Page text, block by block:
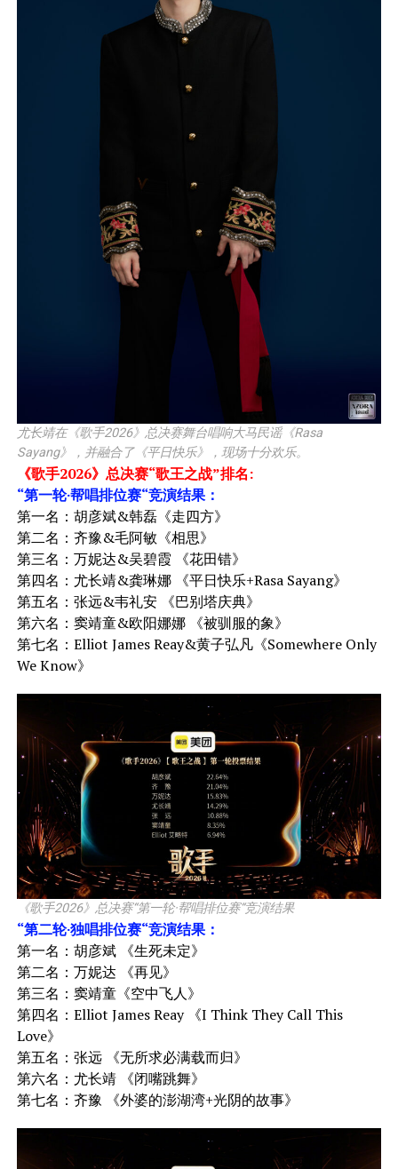
尤长靖在《歌手2026》总决赛舞台唱响大马民谣《Rasa
Sayang》，并融合了《平日快乐》，现场十分欢乐。
《歌手2026》总决赛“歌王之战”排名:
“第一轮·帮唱排位赛“竞演结果：
第一名：胡彦斌&韩磊《走四方》
第二名：齐豫&毛阿敏《相思》
第三名：万妮达&吴碧霞 《花田错》
第四名：尤长靖&龚琳娜 《平日快乐+Rasa Sayang》
第五名：张远&韦礼安 《巴别塔庆典》
第六名：窦靖童&欧阳娜娜 《被驯服的象》
第七名：Elliot James Reay&黄子弘凡《Somewhere Only
We Know》
《歌手2026》总决赛“第一轮·帮唱排位赛“竞演结果
“第二轮·独唱排位赛“竞演结果：
第一名：胡彦斌 《生死未定》
第二名：万妮达 《再见》
第三名：窦靖童《空中飞人》
第四名：Elliot James Reay 《I Think They Call This
Love》
第五名：张远 《无所求必满载而归》
第六名：尤长靖 《闭嘴跳舞》
第七名：齐豫 《外婆的澎湖湾+光阴的故事》